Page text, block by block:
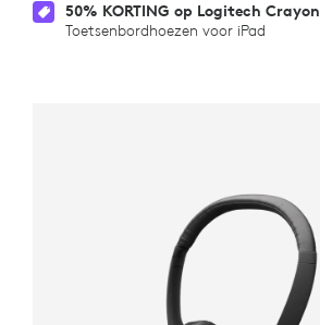
50% KORTING op Logitech Crayon
Toetsenbordhoezen voor iPad